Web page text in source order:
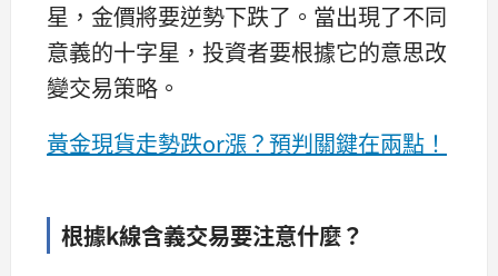
星，金價將要逆勢下跌了。當出現了不同
意義的十字星，投資者要根據它的意思改
變交易策略。
黃金現貨走勢跌or漲？預判關鍵在兩點！
根據k線含義交易要注意什麼？